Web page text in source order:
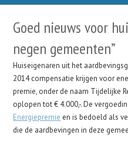
Goed nieuws voor
negen gemeenten”
Huiseigenaren uit het
2014 compensatie krijgen voor
premie, onder de naam Tijdelijke
oplopen tot € 4.000,-. De
Energiepremie en is bedoeld als
die de aardbevingen in deze